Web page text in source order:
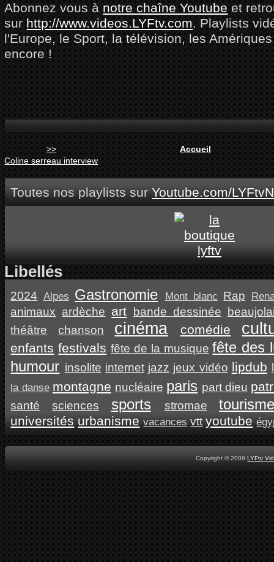
Abonnez vous ànotre chaîne Youtubeet
surhttp://www.videos.LYFtv.com. Playlists
l'Europe, le Sport, la télévision, les
encore !
>>
Coline serreau interview
Accueil
Toutes nos playlists surYoutube.com/
Libellés
2024 Alpes Gastronomie Mont blanc Rap
animaux ardèche art bande dessinée
théâtre
chanson cinéma comédie
enfants festivals fête de la musique fête des
humour insolite internet jazz jeux vidéo lipdub
la danse montagne nucléaire paris part dieu
santé sciences sports stromae
universités urbanisme vacances vtt youtube
Copyright © 2009LYFtv